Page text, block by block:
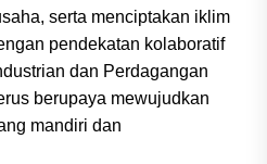
serta menciptakan iklim
pendekatan kolaboratif
dan Perdagangan
berupaya mewujudkan
mandiri dan